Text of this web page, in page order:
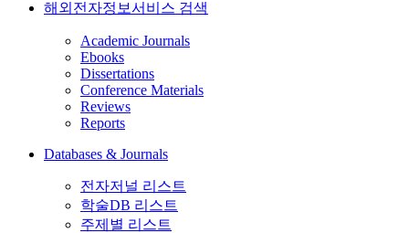
해외전자정보서비스 검색
Academic Journals
Ebooks
Dissertations
Conference Materials
Reviews
Reports
Databases & Journals
전자저널 리스트
학술DB 리스트
주제별 리스트